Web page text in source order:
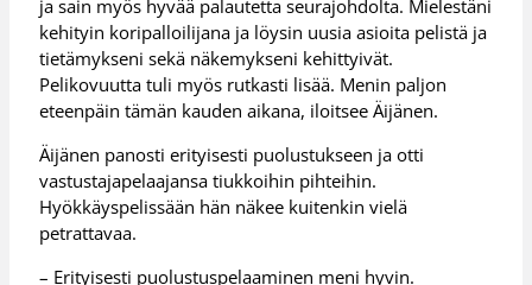
ja sain myös hyvää palautetta seurajohdolta. Mielestäni
kehityin koripalloilijana ja löysin uusia asioita pelistä ja
tietämykseni sekä näkemykseni kehittyivät.
Pelikovuutta tuli myös rutkasti lisää. Menin paljon
eteenpäin tämän kauden aikana, iloitsee Äijänen.
Äijänen panosti erityisesti puolustukseen ja otti
vastustajapelaajansa tiukkoihin pihteihin.
Hyökkäyspelissään hän näkee kuitenkin vielä
petrattavaa.
– Erityisesti puolustuspelaaminen meni hyvin.